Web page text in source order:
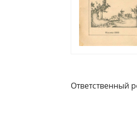
Ответственный